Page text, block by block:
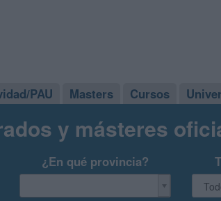
PAU Masters Cursos
y másteres
¿En qué provincia?